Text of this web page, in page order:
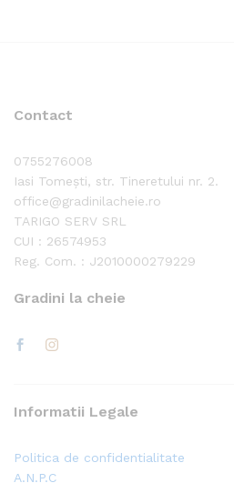
Contact
0755276008
Iasi Tomești, str. Tineretului nr. 2.
office@gradinilacheie.ro
TARIGO SERV SRL
CUI : 26574953
Reg. Com. : J2010000279229
Gradini la cheie
Informatii Legale
Politica de confidentialitate
A.N.P.C